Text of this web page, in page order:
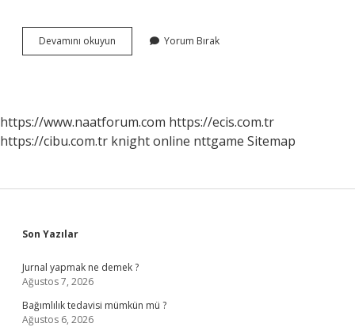
Devamını okuyun
Tambur
Yorum Bırak
https://www.naatforum.com https://ecis.com.tr
https://cibu.com.tr knight online nttgame Sitemap
Sidebar
Son Yazılar
Jurnal yapmak ne demek ?
Ağustos 7, 2026
Bağımlılık tedavisi mümkün mü ?
Ağustos 6, 2026